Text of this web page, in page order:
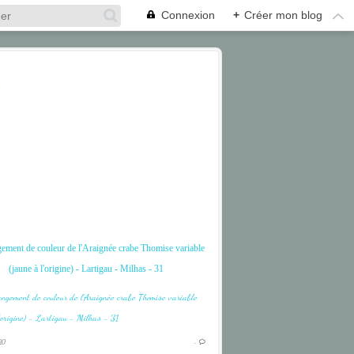
Connexion + Créer mon blog
ARAIGNÉE
de couleur de l'Araignée crabe Thomise variable
(jaune à l'origine) - Lartigau - Milhas - 31
…